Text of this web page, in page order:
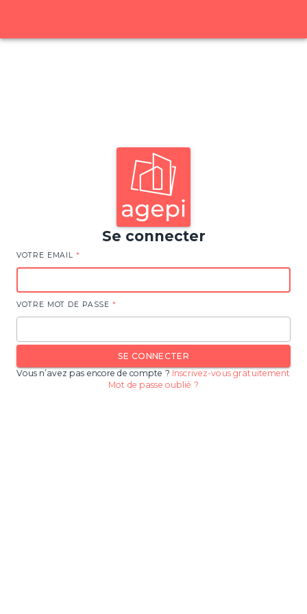
Se connecter
VOTRE EMAIL *
VOTRE MOT DE PASSE *
SE CONNECTER
Vous n’avez pas encore de compte ? Inscrivez-vous gratuitement
Mot de passe oublié ?